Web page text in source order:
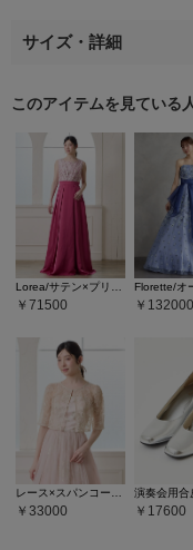
サイズ・詳細
このアイテムを見ている
Lorea/サテン×プリントオーガンジーロングドレス
71500 132000
33000 17600